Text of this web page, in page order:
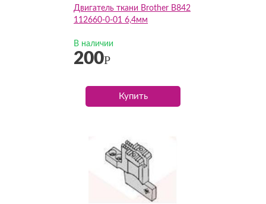
Двигатель ткани Brother B842
112660-0-01 6,4мм
В наличии
200Р
Купить